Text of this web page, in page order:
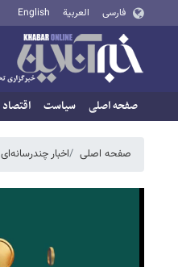
فارسی العربية English
صفحه اصلی سیاست اقتصاد
صفحه اصلی اخبار چندرسانه‌ای